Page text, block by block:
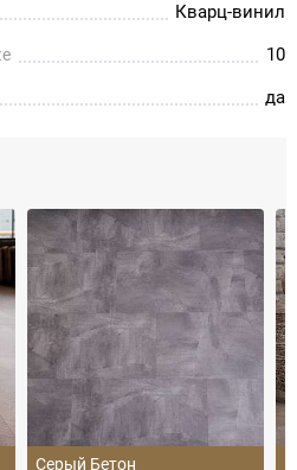
Кварц-винил
10
да
Серый Бетон